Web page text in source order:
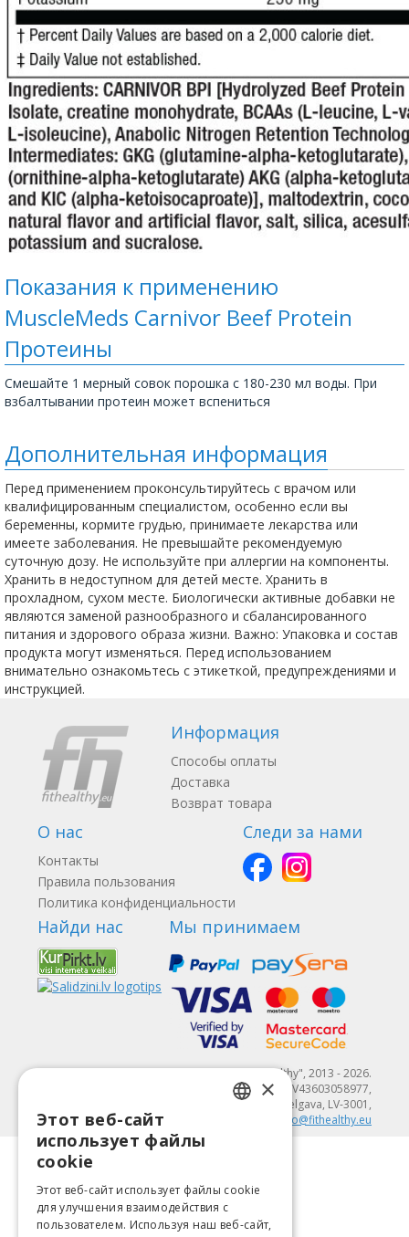
Показания к применению
MuscleMeds Carnivor Beef Protein
Протеины
Смешайте 1 мерный совок порошка с 180-230 мл воды. При
взбалтывании протеин может вспениться
Дополнительная информация
Перед применением проконсультируйтесь с врачом или
квалифицированным специалистом, особенно если вы
беременны, кормите грудью, принимаете лекарства или
имеете заболевания. Не превышайте рекомендуемую
суточную дозу. Не используйте при аллергии на компоненты.
Хранить в недоступном для детей месте. Хранить в
прохладном, сухом месте. Биологически активные добавки не
являются заменой разнообразного и сбалансированного
питания и здорового образа жизни. Важно: Упаковка и состав
продукта могут изменяться. Перед использованием
внимательно ознакомьтесь с этикеткой, предупреждениями и
инструкцией.
Информация
Способы оплаты
Доставка
Возврат товара
О нас
Контакты
Правила пользования
Политика конфиденциальности
Следи за нами
Найди нас Мы принимаем
© SIA "Fit & Healthy", 2013 - 2026.
"FIT & HEALTHY" SIA, Reģ. nr. LV43603058977,
Dambja 4-20, Jelgava, LV-3001,
info@fithealthy.eu
LITHUANIAN
ESTONIAN
×
Этот веб-сайт
использует файлы
cookie
Этот веб-сайт использует файлы cookie
для улучшения взаимодействия с
пользователем. Используя наш веб-сайт,